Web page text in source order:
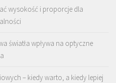
wysokość i proporcje dla
światła wpływa na optyczne
– kiedy warto, a kiedy lepiej